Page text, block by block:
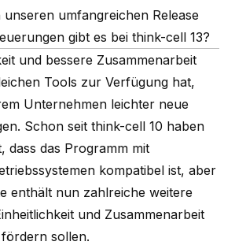
umfangreichen Release
gibt es bei think-cell 13?
und bessere Zusammenarbeit
Tools zur Verfügung hat,
Unternehmen leichter neue
Schon seit think-cell 10 haben
dass das Programm mit
kompatibel ist, aber
enthält nun zahlreiche weitere
und Zusammenarbeit
sollen.